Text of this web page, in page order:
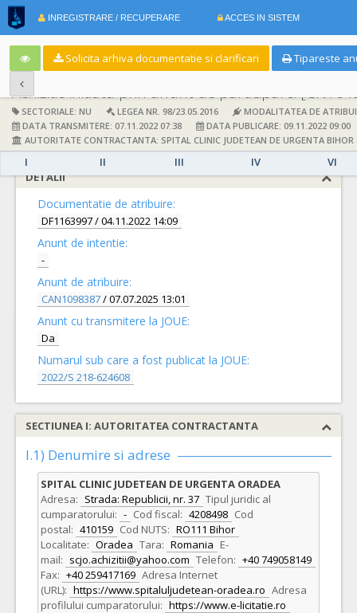
INREGISTRARE / RECUPERARE ACCES IN SISTEM
Solicita arhiva documentatie si clarificari Tipareste
Achizitie initiata prin anunt de participare:
SECTORIALE: NU LEGEA NR. 98/23.05.2016
MODALITATEA DE
DATA TRANSMITERE: 07.11.2022 07:38
DATA PUBLICARE: 09.11.2022 09:00
AUTORITATE CONTRACTANTA: SPITAL CLINIC JUDETEAN DE URGENTA BIHOR
I II III IV
VI
DETALII
Documentatie de atribuire:
DF1163997/ 04.11.2022 14:09
Anunt de intentie:
-
Anunt de atribuire:
CAN1098387/ 07.07.2025 13:01
Anunt cu transmitere la JOUE:
Da
Numarul sub care a fost publicat la JOUE:
2022/S 218-624608
SECTIUNEA I: AUTORITATEA CONTRACTANTA
I.1) Denumire si adrese
SPITAL CLINIC JUDETEAN DE URGENTA ORADEA
Adresa: Strada: Republicii, nr. 37 Tipul juridic al
cumparatorului: - Cod fiscal: 4208498 Cod
postal: 410159 Cod NUTS: RO111 Bihor
Localitate: Oradea Tara: Romania E-
mail: scjo.achizitii@yahoo.com Telefon: +40 749058149
Fax: +40 259417169 Adresa Internet
(URL): https://www.spitaluljudetean-oradea.ro Adresa
profilului cumparatorului: https://www.e-licitatie.ro